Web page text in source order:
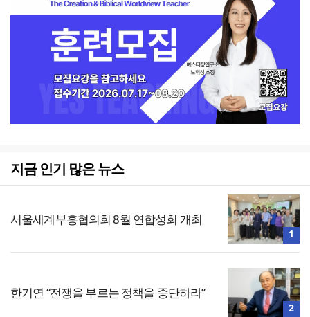
지금 인기 많은 뉴스
서울세계부흥협의회 8월 연합성회 개최
1
한기연 “전쟁을 부르는 정책을 중단하라”
2